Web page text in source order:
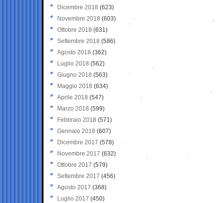
Dicembre 2018 (623)
Novembre 2018 (603)
Ottobre 2018 (631)
Settembre 2018 (586)
Agosto 2018 (362)
Luglio 2018 (562)
Giugno 2018 (563)
Maggio 2018 (634)
Aprile 2018 (547)
Marzo 2018 (599)
Febbraio 2018 (571)
Gennaio 2018 (607)
Dicembre 2017 (578)
Novembre 2017 (632)
Ottobre 2017 (579)
Settembre 2017 (456)
Agosto 2017 (368)
Luglio 2017 (450)